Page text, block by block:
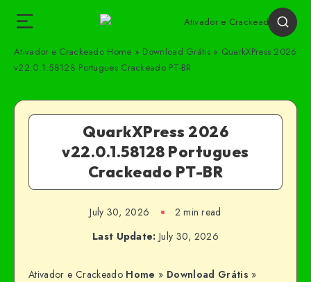
Ativador e Crackeado Home » Download Grátis» QuarkXPress 2026
v22.0.1.58128 Portugues Crackeado PT-BR
QuarkXPress 2026
v22.0.1.58128 Portugues
Crackeado PT-BR
July 30, 2026
2 min read
Last Update: July 30, 2026
Ativador e Crackeado Home » Download Grátis »